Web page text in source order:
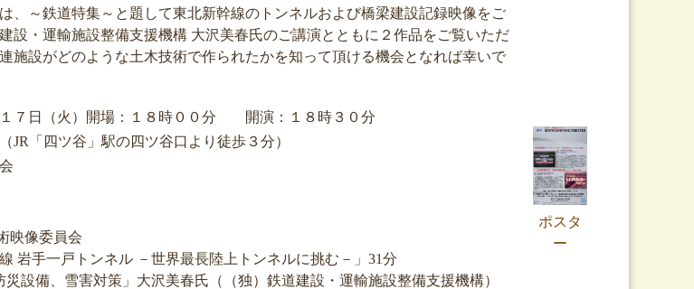
、～鉄道特集～と題して東北新幹線のトンネルおよび橋梁建設記録映像をご
設・運輸施設整備支援機構 大沢美春氏のご講演とともに２作品をご覧いただ
施設がどのような土木技術で作られたかを知って頂ける機会となれば幸いで
１７日（火）開場：１８時００分 開演：１８時３０分
（JR「四ツ谷」駅の四ツ谷口より徒歩３分）
映像委員会
岩手一戸トンネル －世界最長陸上トンネルに挑む－」31分
災設備、雪害対策」大沢美春氏（（独）鉄道建設・運輸施設整備支援機構）
ポスタ
ー